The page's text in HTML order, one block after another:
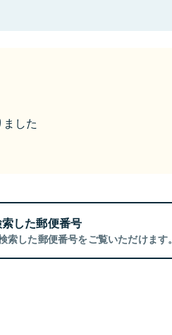
した
した郵便番号
索した郵便番号をご覧いただけます。